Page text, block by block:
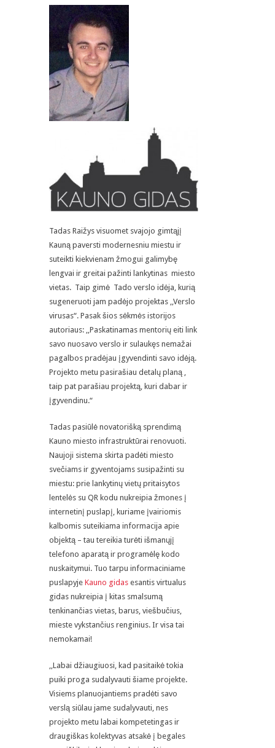
Tadas Raižys visuomet svajojo gimtąjį
Kauną paversti modernesniu miestu ir
suteikti kiekvienam žmogui galimybę
lengvai ir greitai pažinti lankytinas miesto
vietas. Taip gimė Tado verslo idėja, kurią
sugeneruoti jam padėjo projektas ,,Verslo
virusas“. Pasak šios sėkmės istorijos
autoriaus: ,,Paskatinamas mentorių eiti link
savo nuosavo verslo ir sulaukęs nemažai
pagalbos pradėjau įgyvendinti savo idėją.
Projekto metu pasirašiau detalų planą ,
taip pat parašiau projektą, kuri dabar ir
įgyvendinu.“
Tadas pasiūlė novatorišką sprendimą
Kauno miesto infrastruktūrai renovuoti.
Naujoji sistema skirta padėti miesto
svečiams ir gyventojams susipažinti su
miestu: prie lankytinų vietų pritaisytos
lentelės su QR kodu nukreipia žmones į
internetinį puslapį, kuriame įvairiomis
kalbomis suteikiama informacija apie
objektą – tau tereikia turėti išmanųjį
telefono aparatą ir programėlę kodo
nuskaitymui. Tuo tarpu informaciniame
puslapyje Kauno gidas esantis virtualus
gidas nukreipia į kitas smalsumą
tenkinančias vietas, barus, viešbučius,
mieste vykstančius renginius. Ir visa tai
nemokamai!
,,Labai džiaugiuosi, kad pasitaikė tokia
puiki proga sudalyvauti šiame projekte.
Visiems planuojantiems pradėti savo
verslą siūlau jame sudalyvauti, nes
projekto metu labai kompetetingas ir
draugiškas kolektyvas atsakė į begales